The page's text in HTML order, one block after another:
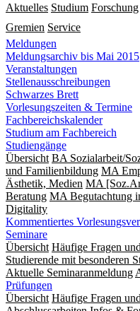
Aktuelles Studium Forschung
Gremien Service
Meldungen
Meldungsarchiv bis Mai 2015
Veranstaltungen
Stellenausschreibungen
Schwarzes Brett
Vorlesungszeiten & Termine
Fachbereichskalender
Studium am Fachbereich
Studiengänge
Übersicht BA Sozialarbeit/
und Familienbildung MA
Ästhetik, Medien MA
Beratung MA Begut­ach­tung
Digitality
Kommentiertes
Seminare
Übersicht Häufige Fragen
Studierende mit besonderen
Aktuelle Seminaranmeldung
Prüfungen
Übersicht Häufige Fragen